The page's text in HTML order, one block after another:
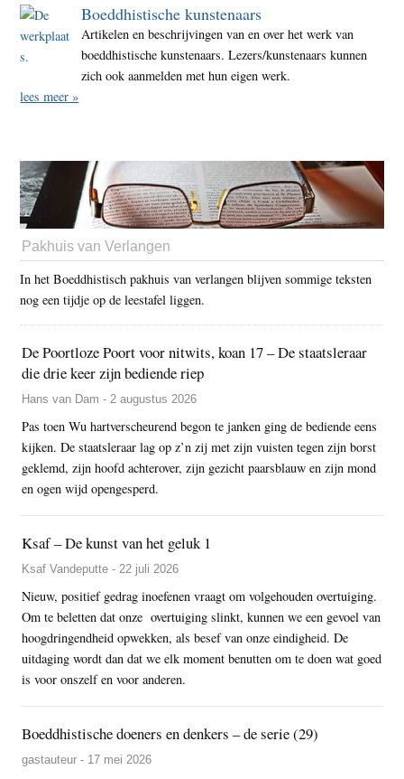
Boeddhistische kunstenaars
Artikelen en beschrijvingen van en over het werk van
boeddhistische kunstenaars. Lezers/kunstenaars kunnen
zich ook aanmelden met hun eigen werk.
lees meer »
Pakhuis van Verlangen
In het Boeddhistisch pakhuis van verlangen blijven sommige teksten
nog een tijdje op de leestafel liggen.
De Poortloze Poort voor nitwits, koan 17 – De staatsleraar
die drie keer zijn bediende riep
Hans van Dam - 2 augustus 2026
Pas toen Wu hartverscheurend begon te janken ging de bediende eens
kijken. De staatsleraar lag op z’n zij met zijn vuisten tegen zijn borst
geklemd, zijn hoofd achterover, zijn gezicht paarsblauw en zijn mond
en ogen wijd opengesperd.
Ksaf – De kunst van het geluk 1
Ksaf Vandeputte - 22 juli 2026
Nieuw, positief gedrag inoefenen vraagt om volgehouden overtuiging.
Om te beletten dat onze overtuiging slinkt, kunnen we een gevoel van
hoogdringendheid opwekken, als besef van onze eindigheid. De
uitdaging wordt dan dat we elk moment benutten om te doen wat goed
is voor onszelf en voor anderen.
Boeddhistische doeners en denkers – de serie (29)
gastauteur - 17 mei 2026